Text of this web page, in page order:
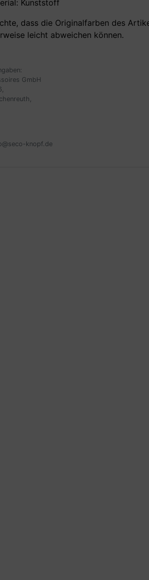
Kunststoff
dass die Originalfarben des
leicht abweichen können.
GmbH
knopf.de